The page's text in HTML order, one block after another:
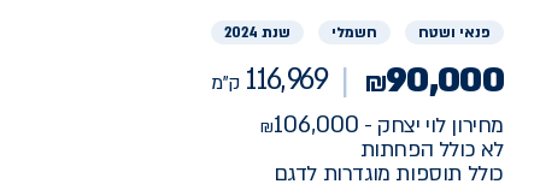
פנאי ושטח חשמלי שנת 2024
₪90,000
116,969 ק"מ
מחירון לוי יצחק - 106,000
לא כולל הפחתות
כולל תוספות מוגדרות לדגם